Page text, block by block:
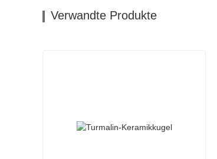
Verwandte Produkte